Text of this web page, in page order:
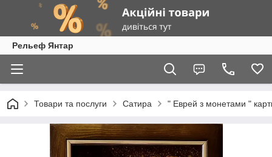
Рельеф Янтар
Товари та послуги Сатира " Еврей з монетами "